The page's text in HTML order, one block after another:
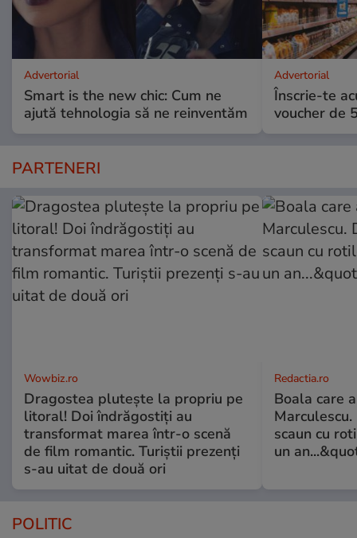
Advertorial
Smart is the new chic: Cum ne
ajută tehnologia să ne reinventăm
Advertorial
Înscrie-te
voucher de
PARTENERI
Wowbiz.ro
Dragostea plutește la propriu pe
litoral! Doi îndrăgostiți au
transformat marea într-o scenă
de film romantic. Turiștii prezenți
s-au uitat de două ori
Redactia.ro
Boala care
scaun cu
un
POLITIC